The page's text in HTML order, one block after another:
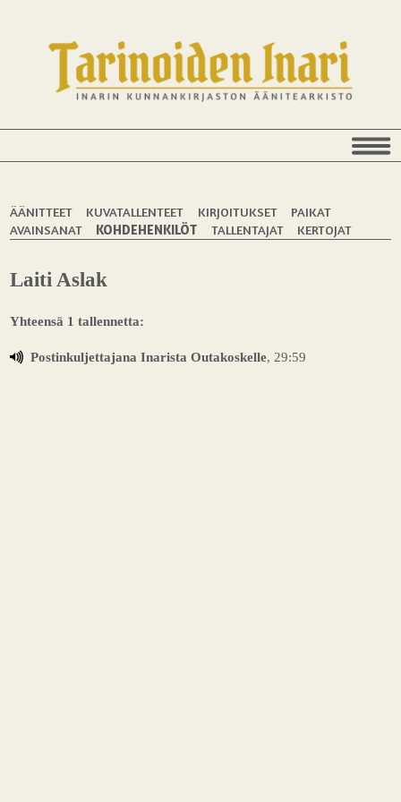
ÄÄNITTEET KUVATALLENTEET KIRJOITUKSET
PAIKAT
AVAINSANAT
KOHDEHENKILÖT TALLENTAJAT KERTOJAT
Laiti Aslak
Yhteensä 1 tallennetta:
Postinkuljettajana Inarista Outakoskelle, 29:59